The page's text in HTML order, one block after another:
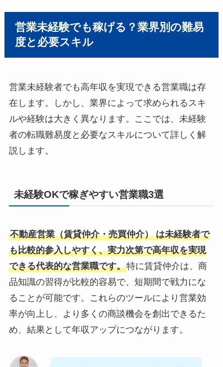
営業未経験でも稼げる？業界別の難易
度と必要スキル
営業未経験者でも高年収を実現できる営業職は存
在します。しかし、業界によって求められるスキ
ルや経験は大きく異なります。ここでは、未経験
者の転職難易度と必要なスキルについて詳しく解
説します。
未経験OKで稼ぎやすい営業職3選
不動産営業（賃貸仲介・売買仲介） は未経験者で
も比較的参入しやすく、実力次第で高年収を実現
できる代表的な営業職です。特に賃貸仲介は、商
品知識の習得が比較的容易で、短期間で戦力にな
ることが可能です。これらのツールにより営業効
率が向上し、より多くの商談機会を創出できるた
め、結果として年収アップにつながります。